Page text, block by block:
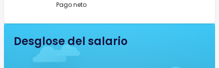
Pago neto
Desglose del salario